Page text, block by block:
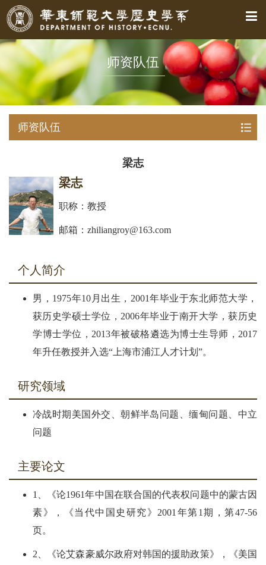
师资队伍
师资队伍
梁志
梁志
职称：教授
邮箱：zhiliangroy@163.com
个人简介
男，1975年10月出生，2001年毕业于东北师范大学，
获历史学硕士学位，2006年毕业于南开大学，获历史
学博士学位，2013年被破格遴选为博士生导师，2017
年升任教授并入选“上海市浦江人才计划”。
研究领域
冷战时期美国外交、朝鲜半岛问题、缅甸问题、中立
问题
主要论文
1、《论1961年中国在联合国的代表权问题中的蒙古因
素》，《当代中国史研究》2001年第1期，第47-56
页。
2、《论艾森豪威尔政府对韩国的援助政策》，《美国